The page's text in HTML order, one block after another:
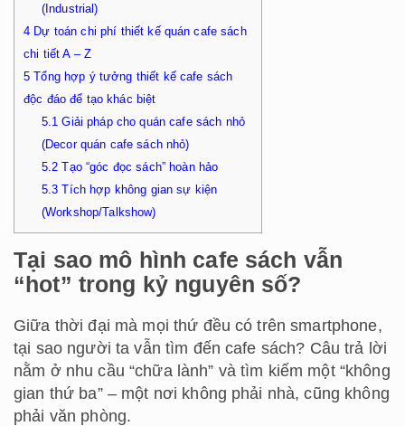
(Industrial)
4 Dự toán chi phí thiết kế quán cafe sách
chi tiết A – Z
5 Tổng hợp ý tưởng thiết kế cafe sách
độc đáo để tạo khác biệt
5.1 Giải pháp cho quán cafe sách nhỏ
(Decor quán cafe sách nhỏ)
5.2 Tạo “góc đọc sách” hoàn hảo
5.3 Tích hợp không gian sự kiện
(Workshop/Talkshow)
Tại sao mô hình cafe sách vẫn
“hot” trong kỷ nguyên số?
Giữa thời đại mà mọi thứ đều có trên smartphone,
tại sao người ta vẫn tìm đến cafe sách? Câu trả lời
nằm ở nhu cầu “chữa lành” và tìm kiếm một “không
gian thứ ba” – một nơi không phải nhà, cũng không
phải văn phòng.